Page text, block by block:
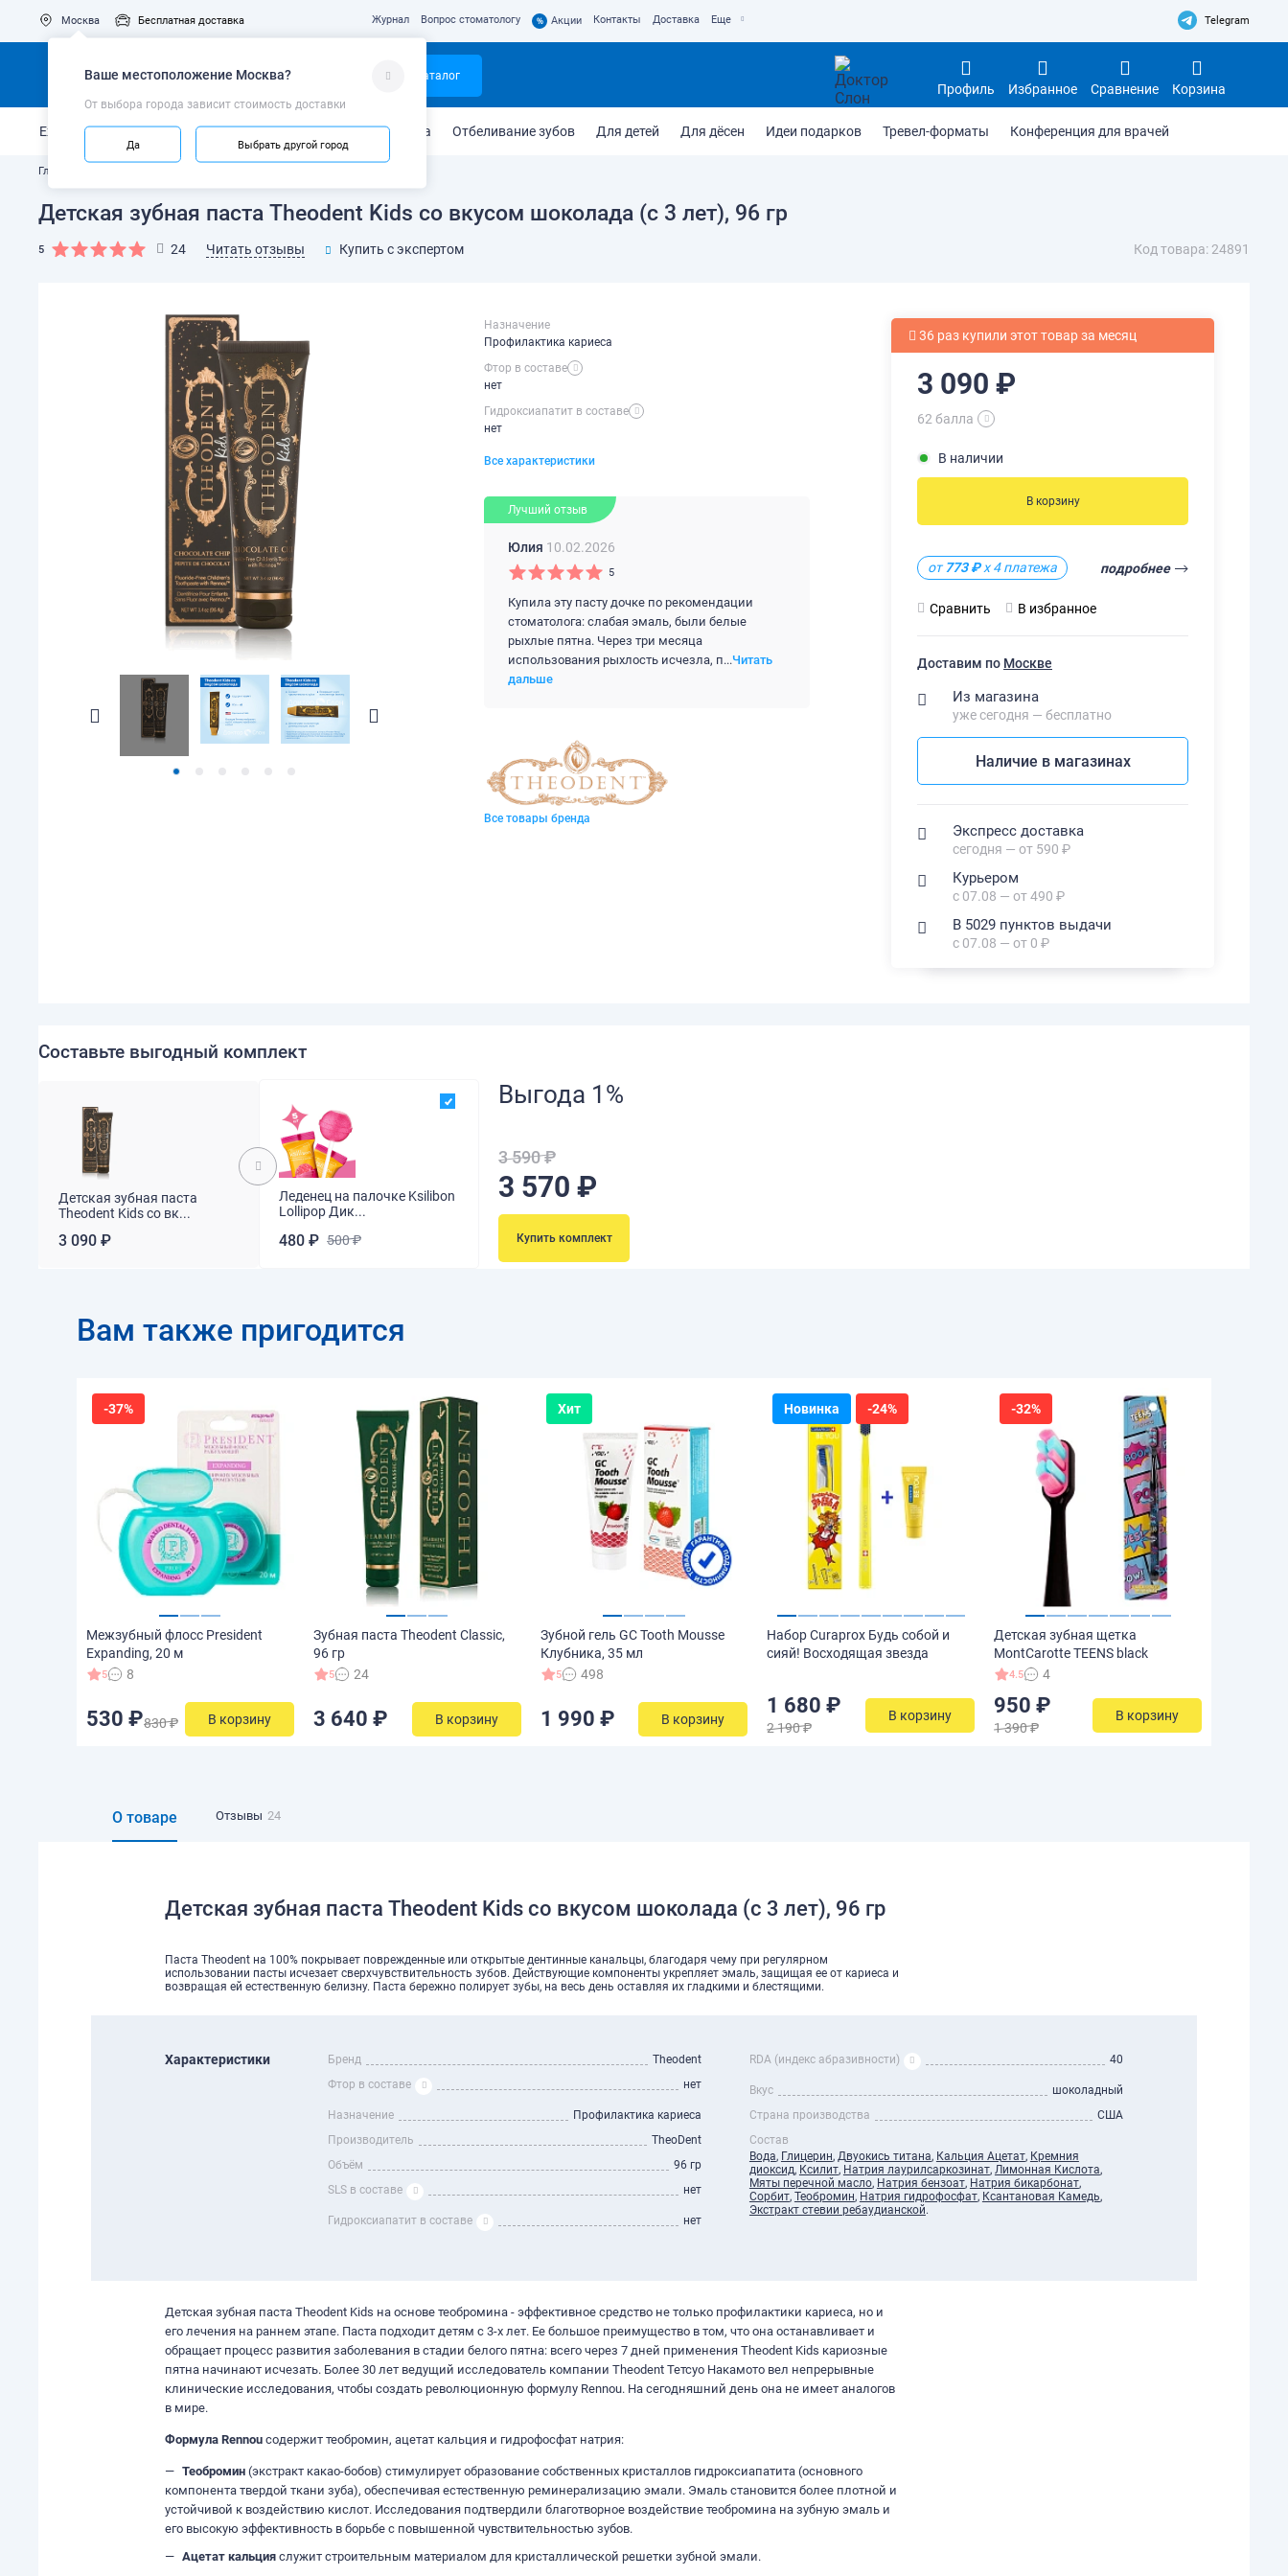
Москва
Ваше местоположение Москва?
От выбора города зависит стоимость доставки
Да Выбрать другой город
Бесплатная доставка Журнал Вопрос стоматологу % Акции Контакты Доставка Еще Telegram
Каталог
Профиль Избранное Сравнение Корзина
Ежедневный уход Укрепление эмали Защита от кариеса Отбеливание зубов Для детей Для дёсен Идеи подарков Тревел-форматы Конференция для врачей
Главная
Детская зубная паста Theodent Kids со вкусом шоколада (c 3 лет), 96 гр
5 24 Читать отзывы Купить с экспертом Код товара: 24891
Назначение
Профилактика кариеса
Фтор в составе
нет
Гидроксиапатит в составе
нет
Все характеристики
Лучший отзыв
Юлия 10.02.2026
5
Купила эту пасту дочке по рекомендации
стоматолога: слабая эмаль, были белые
рыхлые пятна. Через три месяца
использования рыхлость исчезла, п...Читать
дальше
Все товары бренда
36 раз купили этот товар за месяц
3 090 ₽
62 балла
В наличии
В корзину
от 773 ₽х 4 платежа подробнее
Сравнить В избранное
Доставим по Москве
Из магазина
уже сегодня — бесплатно
Наличие в магазинах
Экспресс доставка
сегодня — от 590 ₽
Курьером
с 07.08 — от 490 ₽
В 5029 пунктов выдачи
с 07.08 — от 0 ₽
Составьте выгодный комплект
Детская зубная паста
Theodent Kids со вк...
3 090 ₽
Леденец на палочке Ksilibon
Lollipop Дик...
480 ₽ 500 ₽
Выгода 1%
3 590 ₽
3 570 ₽
Купить комплект
Вам также пригодится
-37%
Межзубный флосс President
Expanding, 20 м
5 8
530 ₽830 ₽ В корзину
Зубная паста Theodent Classic,
96 гр
5 24
3 640 ₽ В корзину
Хит
Зубной гель GC Tooth Mousse
Клубника, 35 мл
5 498
1 990 ₽ В корзину
Новинка -24%
Набор Curaprox Будь собой и
сияй! Восходящая звезда
1 680 ₽
2 190 ₽
В корзину
-32%
Детская зубная щетка
MontCarotte TEENS black
4.5 4
950 ₽
1 390 ₽
В корзину
О товаре Отзывы 24
Детская зубная паста Theodent Kids со вкусом шоколада (c 3 лет), 96 гр
Паста Theodent на 100% покрывает поврежденные или открытые дентинные канальцы, благодаря чему при регулярном
использовании пасты исчезает сверхчувствительность зубов. Действующие компоненты укрепляет эмаль, защищая ее от кариеса и
возвращая ей естественную белизну. Паста бережно полирует зубы, на весь день оставляя их гладкими и блестящими.
Характеристики Бренд
Theodent
Фтор в составе
нет
Назначение
Профилактика кариеса
Производитель
TheoDent
Объём
96 гр
SLS в составе
нет
Гидроксиапатит в составе нет
RDA (индекс абразивности) 40
Вкус
шоколадный
Страна производства
США
Состав
Вода, Глицерин, Двуокись титана, Кальция Ацетат, Кремния
диоксид, Ксилит, Натрия лаурилсаркозинат, Лимонная Кислота,
Мяты перечной масло, Натрия бензоат, Натрия бикарбонат,
Сорбит, Теобромин, Натрия гидрофосфат, Ксантановая Камедь,
Экстракт стевии ребаудианской.
Детская зубная паста Theodent Kids на основе теобромина - эффективное средство не только профилактики кариеса, но и
его лечения на раннем этапе. Паста подходит детям с 3-х лет. Ее большое преимущество в том, что она останавливает и
обращает процесс развития заболевания в стадии белого пятна: всего через 7 дней применения Theodent Kids кариозные
пятна начинают исчезать. Более 30 лет ведущий исследователь компании Theodent Тетсуо Накамото вел непрерывные
клинические исследования, чтобы создать революционную формулу Rennou. На сегодняшний день она не имеет аналогов
в мире.
Формула Rennou содержит теобромин, ацетат кальция и гидрофосфат натрия:
Теобромин (экстракт какао-бобов) стимулирует образование собственных кристаллов гидроксиапатита (основного
компонента твердой ткани зуба), обеспечивая естественную реминерализацию эмали. Эмаль становится более плотной и
устойчивой к воздействию кислот. Исследования подтвердили благотворное воздействие теобромина на зубную эмаль и
его высокую эффективность в борьбе с повышенной чувствительностью зубов.
Ацетат кальция служит строительным материалом для кристаллической решетки зубной эмали.